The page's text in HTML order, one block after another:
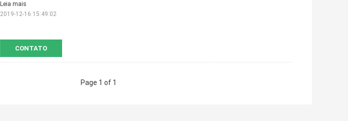
CONTATO
Leia mais
2019-12-16 15:49:02
Page 1 of 1